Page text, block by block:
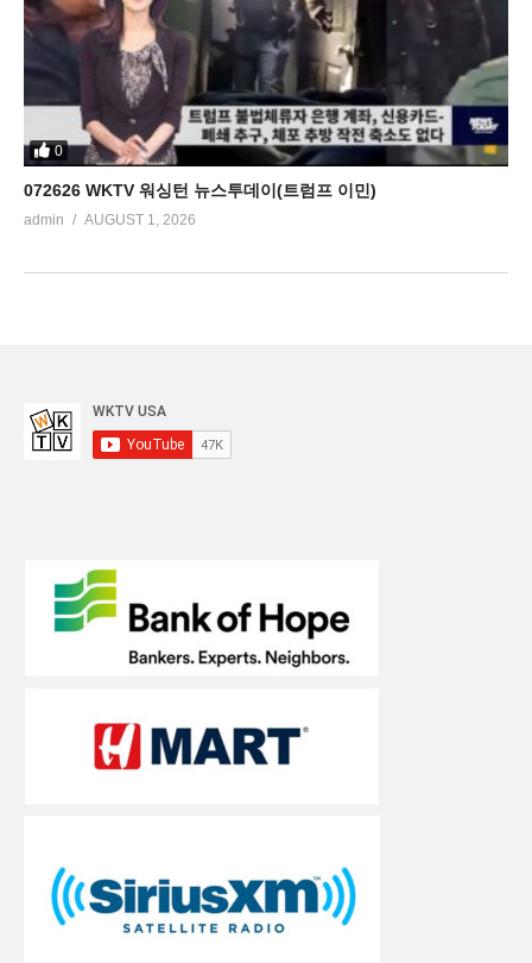
0
072626 WKTV 워싱턴 뉴스투데이(트럼프 이민)
admin AUGUST 1, 2026